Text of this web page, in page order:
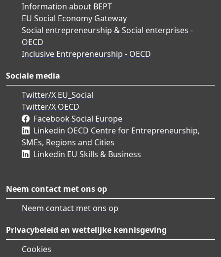
Information about BEPT
EU Social Economy Gateway
Social entrepreneurship & Social enterprises -
OECD
Inclusive Entrepreneurship - OECD
Sociale media
Twitter/X EU_Social
Twitter/X OECD
Facebook Social Europe
Linkedin OECD Centre for Entrepreneurship,
SMEs, Regions and Cities
Linkedin EU Skills & Business
Neem contact met ons op
Neem contact met ons op
Privacybeleid en wettelijke kennisgeving
Cookies